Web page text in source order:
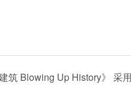
筑 Blowing Up History》 采